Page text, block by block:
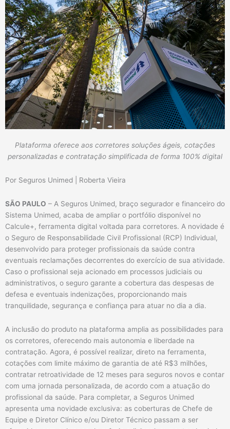
Plataforma oferece aos corretores soluções ágeis, cotações
personalizadas e contratação simplificada de forma 100% digital
Por Seguros Unimed | Roberta Vieira
SÃO PAULO – A Seguros Unimed, braço segurador e financeiro do
Sistema Unimed, acaba de ampliar o portfólio disponível no
Calcule+, ferramenta digital voltada para corretores. A novidade é
o Seguro de Responsabilidade Civil Profissional (RCP) Individual,
desenvolvido para proteger profissionais da saúde contra
eventuais reclamações decorrentes do exercício de sua atividade.
Caso o profissional seja acionado em processos judiciais ou
administrativos, o seguro garante a cobertura das despesas de
defesa e eventuais indenizações, proporcionando mais
tranquilidade, segurança e confiança para atuar no dia a dia.
A inclusão do produto na plataforma amplia as possibilidades para
os corretores, oferecendo mais autonomia e liberdade na
contratação. Agora, é possível realizar, direto na ferramenta,
cotações com limite máximo de garantia de até R$3 milhões,
contratar retroatividade de 12 meses para seguros novos e contar
com uma jornada personalizada, de acordo com a atuação do
profissional da saúde. Para completar, a Seguros Unimed
apresenta uma novidade exclusiva: as coberturas de Chefe de
Equipe e Diretor Clínico e/ou Diretor Técnico passam a ser